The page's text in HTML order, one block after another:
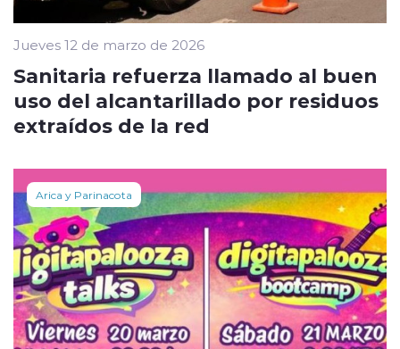
Jueves 12 de marzo de 2026
Sanitaria refuerza llamado al buen
uso del alcantarillado por residuos
extraídos de la red
Arica y Parinacota